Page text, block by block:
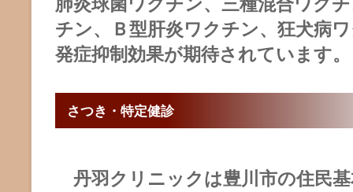
肺炎球菌ワクチン、三種混合ワク
チン、Ｂ型肝炎ワクチン、狂犬病
発症抑制効果が期待されています。
さつき・特定健診
丹羽クリニックは豊川市の住民